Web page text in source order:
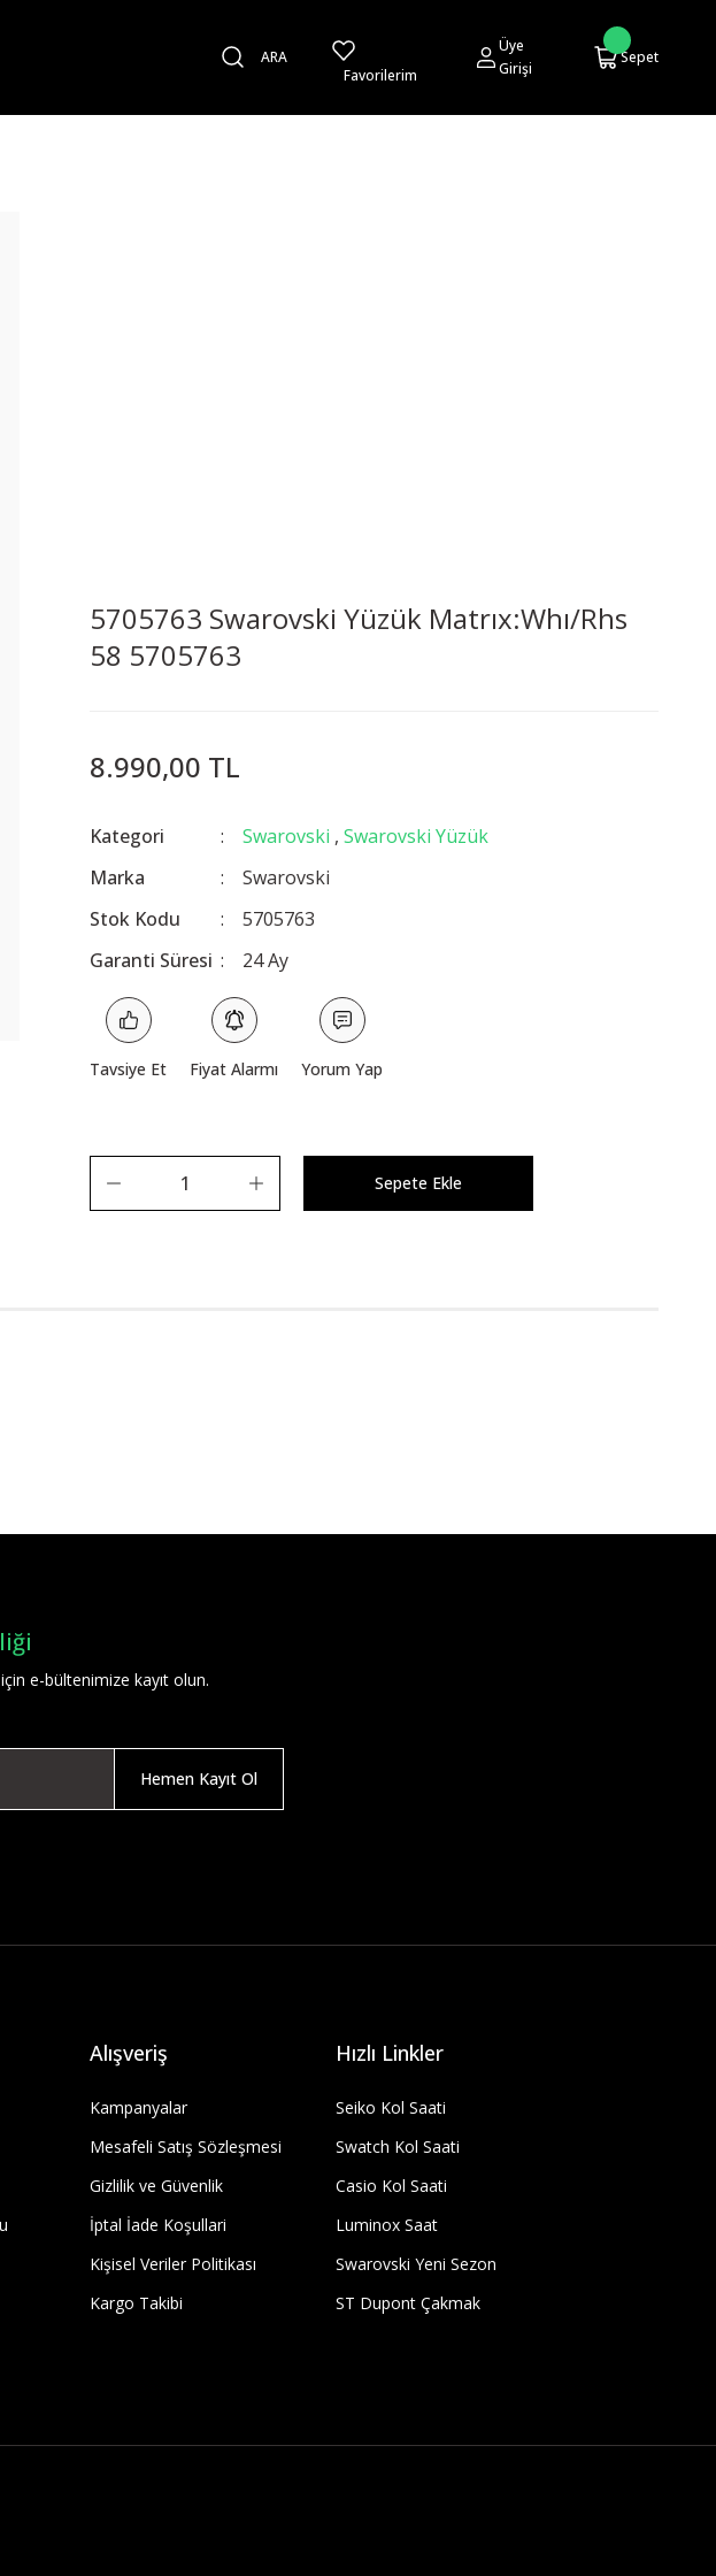
ARA
Favorilerim
Üye
Girişi
Sepet
5705763 Swarovski Yüzük Matrıx:Whı/Rhs
58 5705763
8.990,00 TL
Kategori Swarovski , Swarovski Yüzük
Marka
Swarovski
Stok Kodu
5705763
Garanti Süresi
24 Ay
Tavsiye Et Fiyat Alarmı Yorum Yap
Sepete Ekle
e-bültenimize kayıt olun.
Hemen Kayıt Ol
Alışveriş
Kampanyalar
Mesafeli Satış Sözleşmesi
Gizlilik ve Güvenlik
İptal İade Koşullari
Kişisel Veriler Politikası
Kargo Takibi
Hızlı Linkler
Seiko Kol Saati
Swatch Kol Saati
Casio Kol Saati
Luminox Saat
Swarovski Yeni Sezon
ST Dupont Çakmak